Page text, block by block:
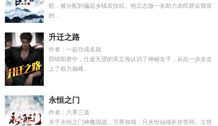
机，被分配到偏远乡镇农技站。他立志做一名助力农民群众致富
的...
升迁之路
作者：一起功成名就
阴错阳差中，仕途无望的宋立海认识了神秘女子，从此一步步走
上了权力巅峰...
永恒之门
作者：六界三道
关于永恒之门神魔混战，万界崩塌，只永恒仙域长存世间。尘世